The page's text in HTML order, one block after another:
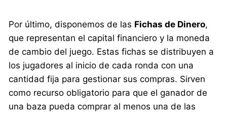
Por último, disponemos de las Fichas de Dinero,
que representan el capital financiero y la moneda
de cambio del juego. Estas fichas se distribuyen a
los jugadores al inicio de cada ronda con una
cantidad fija para gestionar sus compras. Sirven
como recurso obligatorio para que el ganador de
una baza pueda comprar al menos una de las